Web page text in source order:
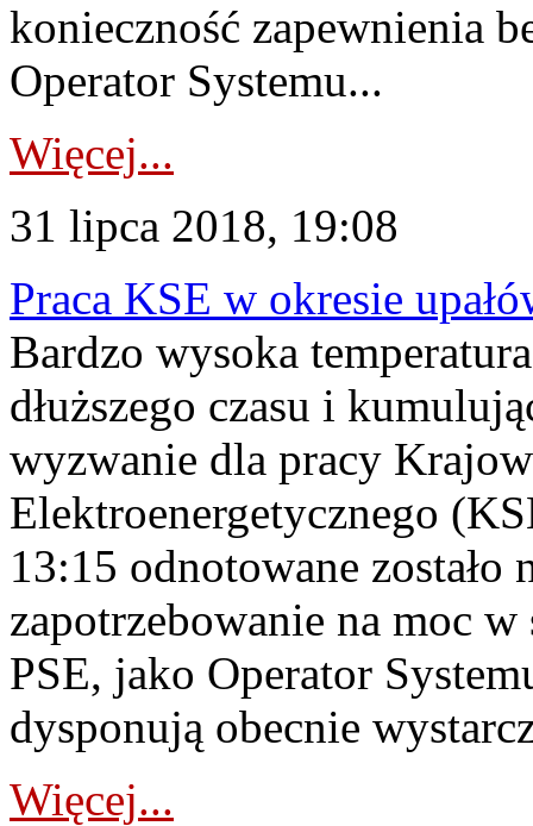
konieczność zapewnienia
Operator Systemu...
Więcej...
31 lipca 2018, 19:08
Praca KSE w okresie
Bardzo wysoka
dłuższego czasu i
wyzwanie dla pracy
Elektroenergetycznego
13:15 odnotowane
zapotrzebowanie na moc
PSE, jako Operator
dysponują obecnie
Więcej...